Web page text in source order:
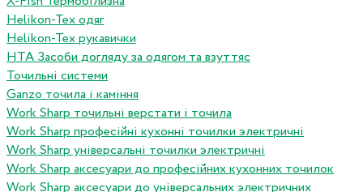
Helikon-Tex одяг
Helikon-Tex рукавички
HTA Засоби догляду за одягом та взуттяс
Точильні системи
Ganzo точила і каміння
Work Sharp точильні верстати і точила
Work Sharp професiйнi кухоннi точилки электричнi
Work Sharp унiверсальнi точилки электричнi
Work Sharp аксесуари до професiйних кухонних точилок
Work Sharp аксесуари до унiверсальних электричних